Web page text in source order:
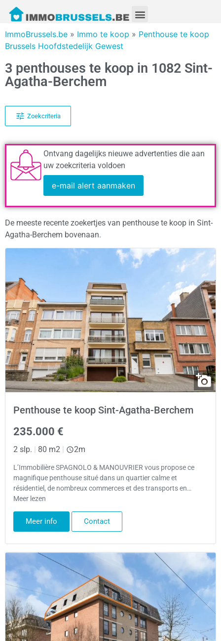
ImmoBrussels.be » Immo te koop » Penthouse te koop
Brussels Hoofdstedelijk Gewest
3 penthouses te koop in 1082 Sint-
Agatha-Berchem
Zoekcriteria
Ontvang dagelijks nieuwe advertenties die aan
uw zoekcriteria voldoen
e-mail alert aanmaken
De meeste recente zoekertjes van penthouse te koop in Sint-
Agatha-Berchem bovenaan.
Penthouse te koop Sint-Agatha-Berchem
235.000 €
2 slp. | 80 m2 | 2m
L’Immobilière SPAGNOLO & MANOUVRIER vous propose ce
magnifique penthouse situé dans un quartier calme et
résidentiel, de nombreux commerces et des transports en…
Meer lezen
Meer info Contact